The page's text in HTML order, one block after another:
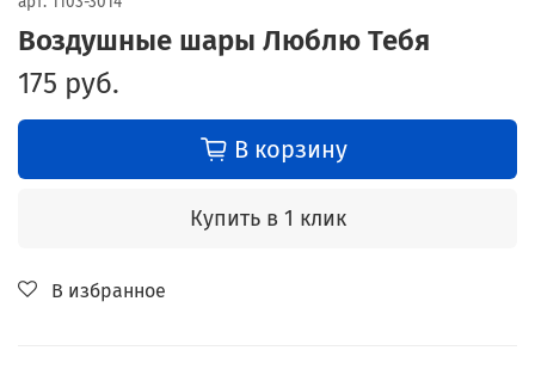
Воздушные шары Люблю Тебя
175 руб.
В корзину
Купить в 1 клик
В избранное